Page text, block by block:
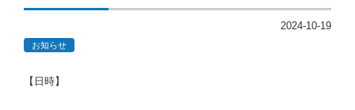
2024-10-19
お知らせ
【日時】